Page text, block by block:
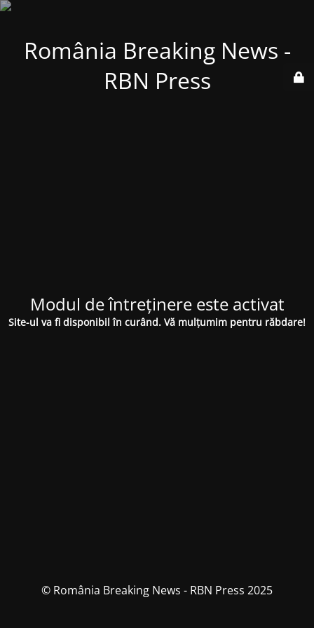
România Breaking News -
RBN Press
Modul de întreținere este activat
Site-ul va fi disponibil în curând. Vă mulțumim pentru răbdare!
© România Breaking News - RBN Press 2025